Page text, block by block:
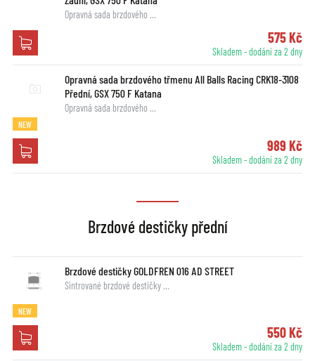
Opravná sada brzdového …
575 Kč
Skladem - dodání za 2 dny
Opravná sada brzdového třmenu All Balls Racing CRK18-3108
Přední, GSX 750 F Katana
Opravná sada brzdového …
NEW
989 Kč
Skladem - dodání za 2 dny
Brzdové destičky přední
Brzdové destičky GOLDFREN 016 AD STREET
Sintrované brzdové destičky …
NEW
550 Kč
Skladem - dodání za 2 dny